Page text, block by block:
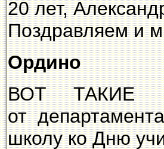
20 лет,
Поздравляем и
Ордино
ВОТ ТАКИЕ
от
школу ко Дню